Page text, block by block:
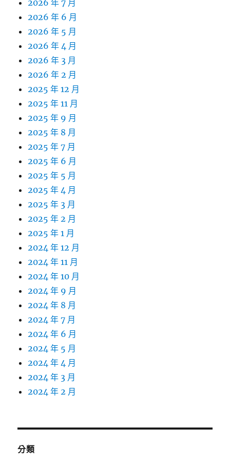
2026 年 7 月
2026 年 6 月
2026 年 5 月
2026 年 4 月
2026 年 3 月
2026 年 2 月
2025 年 12 月
2025 年 11 月
2025 年 9 月
2025 年 8 月
2025 年 7 月
2025 年 6 月
2025 年 5 月
2025 年 4 月
2025 年 3 月
2025 年 2 月
2025 年 1 月
2024 年 12 月
2024 年 11 月
2024 年 10 月
2024 年 9 月
2024 年 8 月
2024 年 7 月
2024 年 6 月
2024 年 5 月
2024 年 4 月
2024 年 3 月
2024 年 2 月
分類